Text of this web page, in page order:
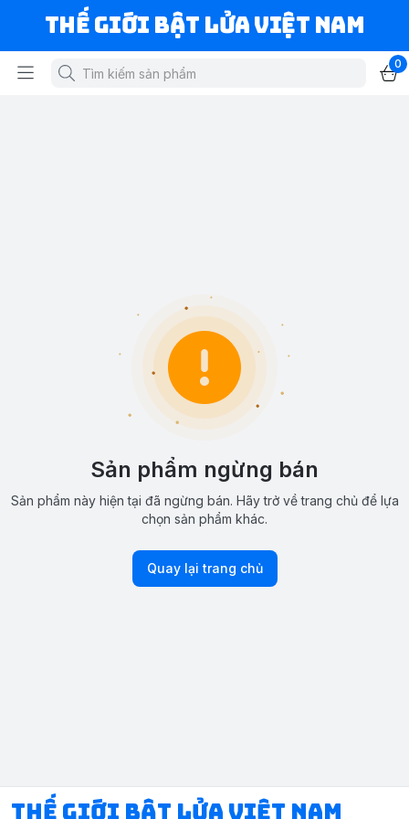
Thế Giới Bật Lửa Việt Nam
0
Sản phẩm ngừng bán
Sản phẩm này hiện tại đã ngừng bán. Hãy trở về trang chủ để lựa
chọn sản phẩm khác.
Quay lại trang chủ
Thế Giới Bật Lửa Việt Nam